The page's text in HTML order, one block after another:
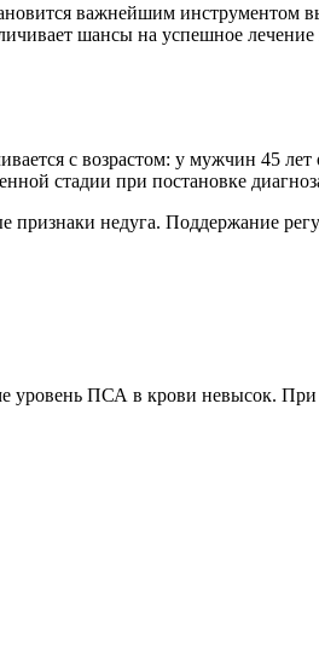
важнейшим инструментом
шансы на успешное лечение
с возрастом: у мужчин 45
стадии при постановке
признаки недуга. Поддержание
уровень ПСА в крови невысок.